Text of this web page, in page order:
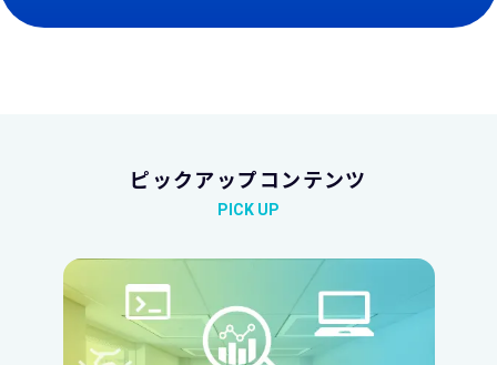
ピックアップコンテンツ
PICK UP